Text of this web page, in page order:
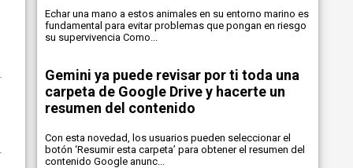
Echar una mano a estos animales en su entorno marino es
fundamental para evitar problemas que pongan en riesgo
su supervivencia Como...
Gemini ya puede revisar por ti toda una
carpeta de Google Drive y hacerte un
resumen del contenido
Con esta novedad, los usuarios pueden seleccionar el
botón ‘Resumir esta carpeta’ para obtener el resumen del
contenido Google anunc...